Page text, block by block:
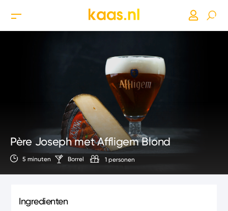
Père Joseph met Affligem Blond
5 minuten Borrel 1 personen
Ingredienten